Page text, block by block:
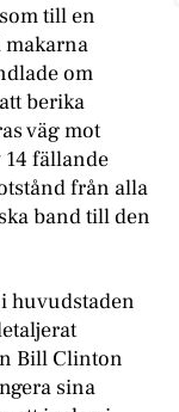
till en
om
berika
väg mot
14 fällande
från alla
band till den
huvudstaden
Bill Clinton
sina